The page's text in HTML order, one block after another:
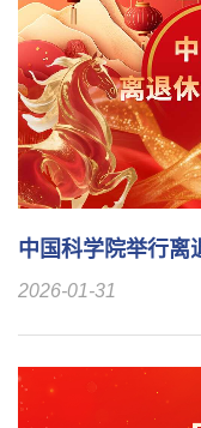
中国科学院举行离
2026-01-31